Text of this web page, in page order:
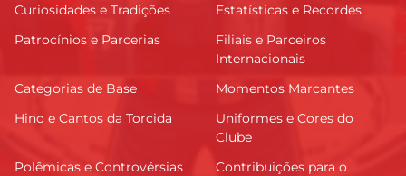
Curiosidades e Tradições
Estatísticas e Recordes
Patrocínios e Parcerias
Filiais e Parceiros
Internacionais
Categorias de Base
Momentos Marcantes
Hino e Cantos da Torcida
Uniformes e Cores do
Clube
Polêmicas e Controvérsias
Contribuições para o